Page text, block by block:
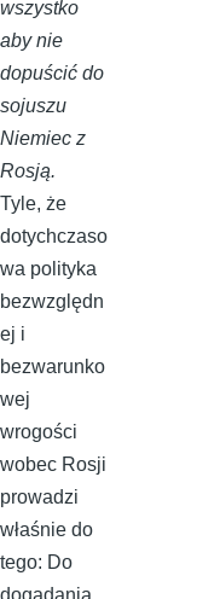
wszystko
aby nie
dopuścić do
sojuszu
Niemiec z
Rosją.
Tyle, że
dotychczaso
wa polityka
bezwzględn
ej i
bezwarunko
wej
wrogości
wobec Rosji
prowadzi
właśnie do
tego: Do